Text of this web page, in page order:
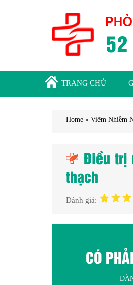
TRANG CHỦ
Home » Viêm Nhiễm
Điều trị
thạch
Đánh giá:
CÓ